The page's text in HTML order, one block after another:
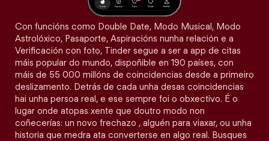
Con funcións como Double Date, Modo Musical, Modo
Astrolóxico, Pasaporte, Aspiracións nunha relación e a
Verificación con foto, Tinder segue a ser a app de citas
máis popular do mundo, dispoñible en 190 países, con
máis de 55 000 millóns de coincidencias desde a primeiro
deslizamento. Detrás de cada unha desas coincidencias
hai unha persoa real, e ese sempre foi o obxectivo. É o
lugar onde atopas xente que doutro modo non
coñecerías: un novo frechazo , alguén para viaxar, ou unha
historia que medra ata converterse en algo real. Busques